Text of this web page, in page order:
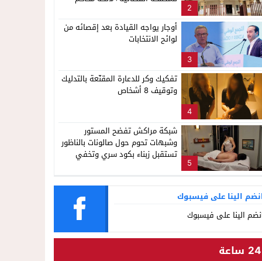
2
3
أوجار يواجه القيادة بعد إقصائه من
لوائح الانتخابات
4
تفكيك وكر للدعارة المقنّعة بالتدليك
وتوقيف 8 أشخاص
5
شبكة مراكش تفضح المستور
وشبهات تحوم حول صالونات بالناظور
تستقبل زبناء بكود سري وتخفي
الينا على فيسبوك
الينا على فيسبوك
24 ساعة